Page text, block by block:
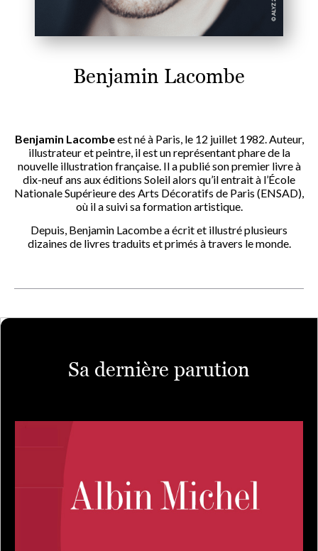
Benjamin Lacombe
Benjamin Lacombeest né à Paris, le 12 juillet 1982. Auteur,
illustrateur et peintre, il est un représentant phare de la
nouvelle illustration française. Il a publié son premier livre à
dix-neuf ans aux éditions Soleil alors qu’il entrait à l’École
Nationale Supérieure des Arts Décoratifs de Paris (ENSAD),
où il a suivi sa formation artistique.
Depuis, Benjamin Lacombe a écrit et illustré plusieurs
dizaines de livres traduits et primés à travers le monde.
Sa dernière parution